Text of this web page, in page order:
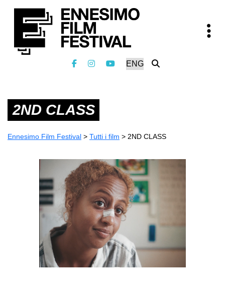
2ND CLASS
Ennesimo Film Festival > Tutti i film > 2ND CLASS